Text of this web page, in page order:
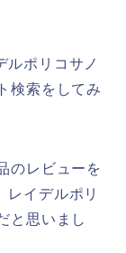
ルポリコサノ
検索をしてみ
のレビューを
レイデルポリ
と思いまし